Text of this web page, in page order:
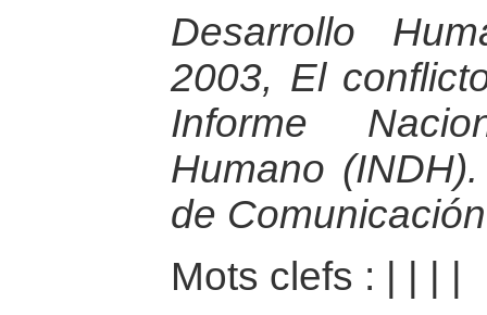
Desarrollo
2003, El
Informe
Humano
de
Mots clefs :